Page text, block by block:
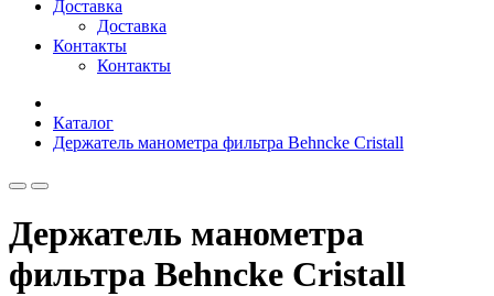
Доставка
Доставка
Контакты
Контакты
Каталог
Держатель манометра фильтра Behncke Cristall
Держатель манометра
фильтра Behncke Cristall